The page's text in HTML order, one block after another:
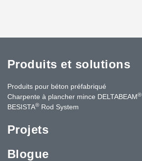
Produits et solutions
Produits pour béton préfabriqué
Charpente à plancher mince DELTABEAM®
BESISTA® Rod System
Projets
Blogue